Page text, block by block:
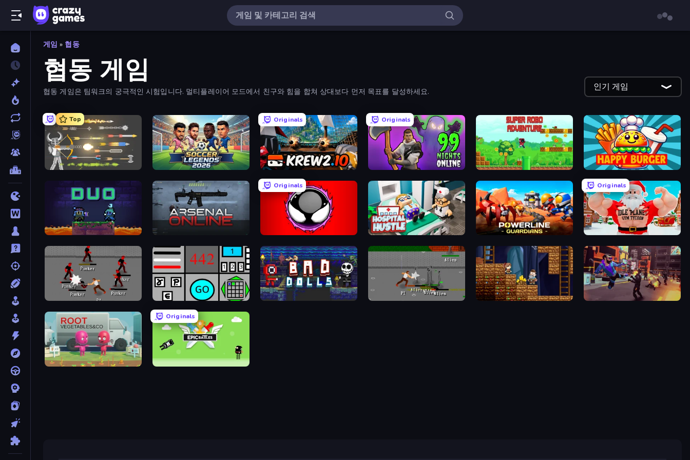
게임 » 협동
협동 게임
협동 게임은 팀워크의 궁극적인 시험입니다. 멀티플레이어 모드에서 친구와 힘을 합쳐 상대보다 먼저 목표를 달성하세요. 인기 게임
Top
Ragdoll Archers Soccer Legends 2026
Originals
Krew.io
Originals
99 Nights in the Forest Online Super Robo - Adventure Happy Burger
Duo Arsenal Online
Originals
Splatmans Hospital Hustle Powerline Guardians
Originals
Idle Planet: Gym Tycoon
Royal City Clashers 2 Bomb Defuse Online Bad Dolls Royal City Clashers 3 Miners' Adventure Cyber Rage: Retribution
Root Vegetables & Co
Originals